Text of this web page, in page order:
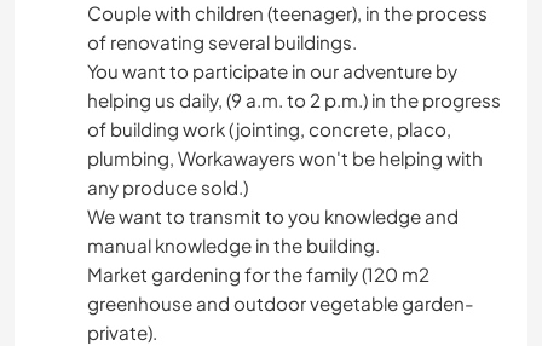
Couple with children (teenager), in the process
of renovating several buildings.
You want to participate in our adventure by
helping us daily, (9 a.m. to 2 p.m.) in the progress
of building work (jointing, concrete, placo,
plumbing, Workawayers won't be helping with
any produce sold.)
We want to transmit to you knowledge and
manual knowledge in the building.
Market gardening for the family (120 m2
greenhouse and outdoor vegetable garden-
private).